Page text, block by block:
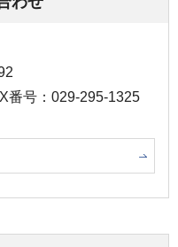
番号：029-295-1325